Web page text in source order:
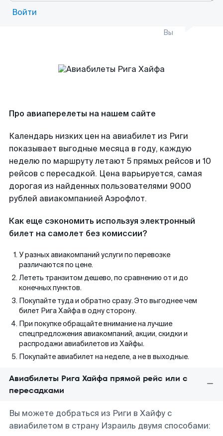
Войти
Вы
Про авиаперелеты на нашем сайте
Календарь низких цен на авиабилет из Риги
показывает выгодные месяца в году, каждую
неделю по маршруту летают 5 прямых рейсов и 10
рейсов с пересадкой. Цена варьируется, самая
дорогая из найденных пользователями 9000
рублей авиакомпанией Аэрофлот.
Как еще сэкономить используя электронный
билет на самолет без комиссии?
У разных авиакомпаний услуги по перевозке
различаются по цене.
Лететь транзитом дешево, по сравнению от и до
конечных пунктов.
Покупайте туда и обратно сразу. Это выгоднее чем
билет Рига Хайфа в одну сторону.
При покупке обращайте внимание на лучшие
спецпредложения авиакомпаний, акции, скидки и
распродажи авиабилетов из Хайфы.
Покупайте авиабилет на неделе, а не в выходные.
Авиабилеты Рига Хайфа прямой рейс или с
пересадками
Вы можете добраться из Риги в Хайфу с
авиабилетом в страну Израиль двумя способами: